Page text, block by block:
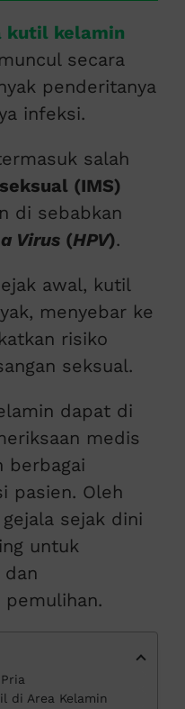
kutil kelamin
secara
penderitanya
infeksi.
salah
(IMS)
di sebabkan
Virus(HPV).
awal, kutil
menyebar ke
risiko
seksual.
dapat di
medis
berbagai
pasien. Oleh
sejak dini
untuk
dan
di Area Kelamin